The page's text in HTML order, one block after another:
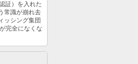
証）を入れた
常識が崩れ去
ッシング集団
完全になくな